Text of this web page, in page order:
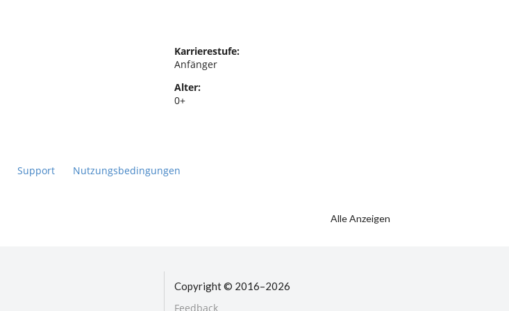
Karrierestufe:
Anfänger
Alter:
0+
Support Nutzungsbedingungen
Alle Anzeigen
Copyright © 2016–2026
Feedback